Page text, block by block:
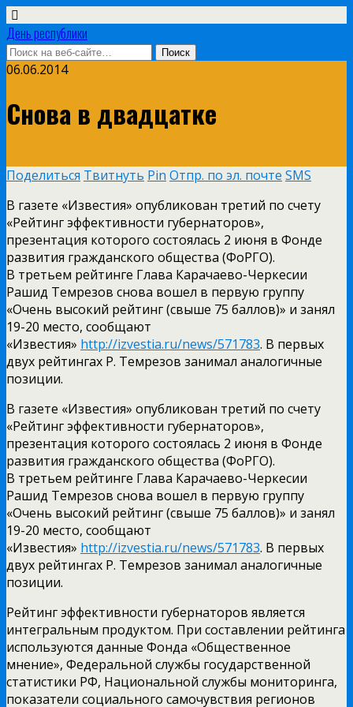
День республики
06.06.2014
Снова в двадцатке
Поделиться Твитнуть Pin Отпр. по эл. почте SMS
В газете «Известия» опубликован третий по счету
«Рейтинг эффективности губернаторов»,
презентация которого состоялась 2 июня в Фонде
развития гражданского общества (ФоРГО).
В третьем рейтинге Глава Карачаево-Черкесии
Рашид Темрезов снова вошел в первую группу
«Очень высокий рейтинг (свыше 75 баллов)» и занял
19-20 место, сообщают
«Известия» http://izvestia.ru/news/571783. В первых
двух рейтингах Р. Темрезов занимал аналогичные
позиции.
В газете «Известия» опубликован третий по счету
«Рейтинг эффективности губернаторов»,
презентация которого состоялась 2 июня в Фонде
развития гражданского общества (ФоРГО).
В третьем рейтинге Глава Карачаево-Черкесии
Рашид Темрезов снова вошел в первую группу
«Очень высокий рейтинг (свыше 75 баллов)» и занял
19-20 место, сообщают
«Известия» http://izvestia.ru/news/571783. В первых
двух рейтингах Р. Темрезов занимал аналогичные
позиции.
Рейтинг эффективности губернаторов является
интегральным продуктом. При составлении рейтинга
используются данные Фонда «Общественное
мнение», Федеральной службы государственной
статистики РФ, Национальной службы мониторинга,
показатели социального самочувствия регионов